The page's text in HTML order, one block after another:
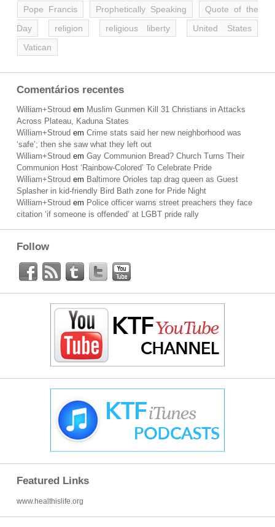
Pope Francis
Prophetically Speaking
Quote of the
Day
religion religious liberty
United States
Vatican
Comentários recentes
William+Stroud em Muslim Gunmen Kill 31 Christians in Attacks
Across Plateau, Kaduna States
William+Stroud em Crime stats said her new neighborhood was
‘safe’; then she saw what they left out
William+Stroud em Gay Communion Bread? Church Turns Their
Communion Host ‘Rainbow-Colored’ To Celebrate Pride
William+Stroud em Baltimore Orioles tap drag queen as Guest
Splasher in kid-friendly Bird Bath zone for Pride Night
William+Stroud em Police officer warns street preachers they face
citation ‘if someone is offended’ at LGBT pride rally
Follow
Featured Links
www.healthislife.org